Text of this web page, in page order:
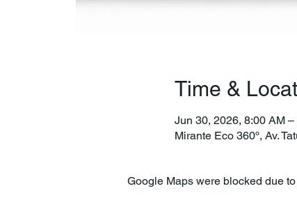
Time &
Jun 30, 2026, 8:00 AM –
Mirante Eco 360º, Av.
Google Maps were blocked due